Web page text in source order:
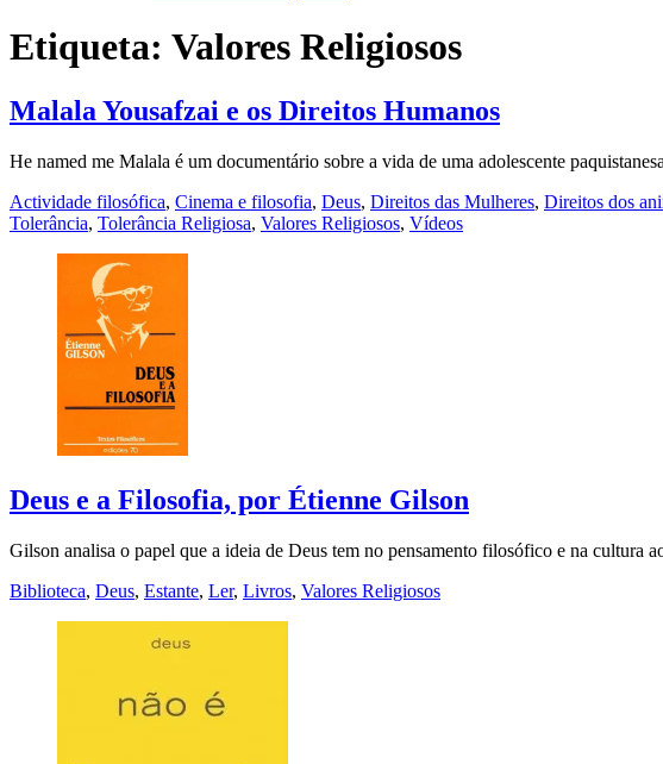
Etiqueta: Valores Religiosos
Malala Yousafzai e os Direitos Humanos
He named me Malala é um documentário sobre a vida de uma adolescente
Actividade filosófica, Cinema e filosofia, Deus, Direitos das Mulheres, Direitos dos
Tolerância, Tolerância Religiosa, Valores Religiosos, Vídeos
Deus e a Filosofia, por Étienne Gilson
Gilson analisa o papel que a ideia de Deus tem no pensamento filosófico e na cultura
Biblioteca, Deus, Estante, Ler, Livros, Valores Religiosos